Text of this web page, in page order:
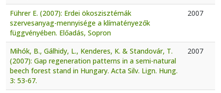
Führer E. (2007): Erdei ökoszisztémák
szervesanyag-mennyisége a klímatényezők
függvényében. Előadás, Sopron
2007
Mihók, B., Gálhidy, L., Kenderes, K. & Standovár, T.
(2007): Gap regeneration patterns in a semi-natural
beech forest stand in Hungary. Acta Silv. Lign. Hung.
3: 53-67.
2007